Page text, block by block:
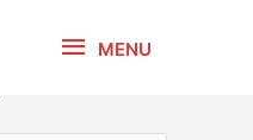
MENU